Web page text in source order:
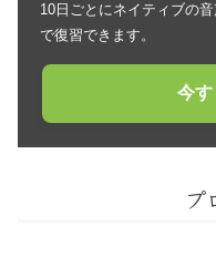
10日ごとにネイティブの
で復習できます。
今す
プ